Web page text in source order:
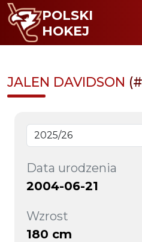
POLSKI
HOKEJ
JALEN DAVIDSON
Data urodzenia
2004-06-21
Wzrost
180 cm